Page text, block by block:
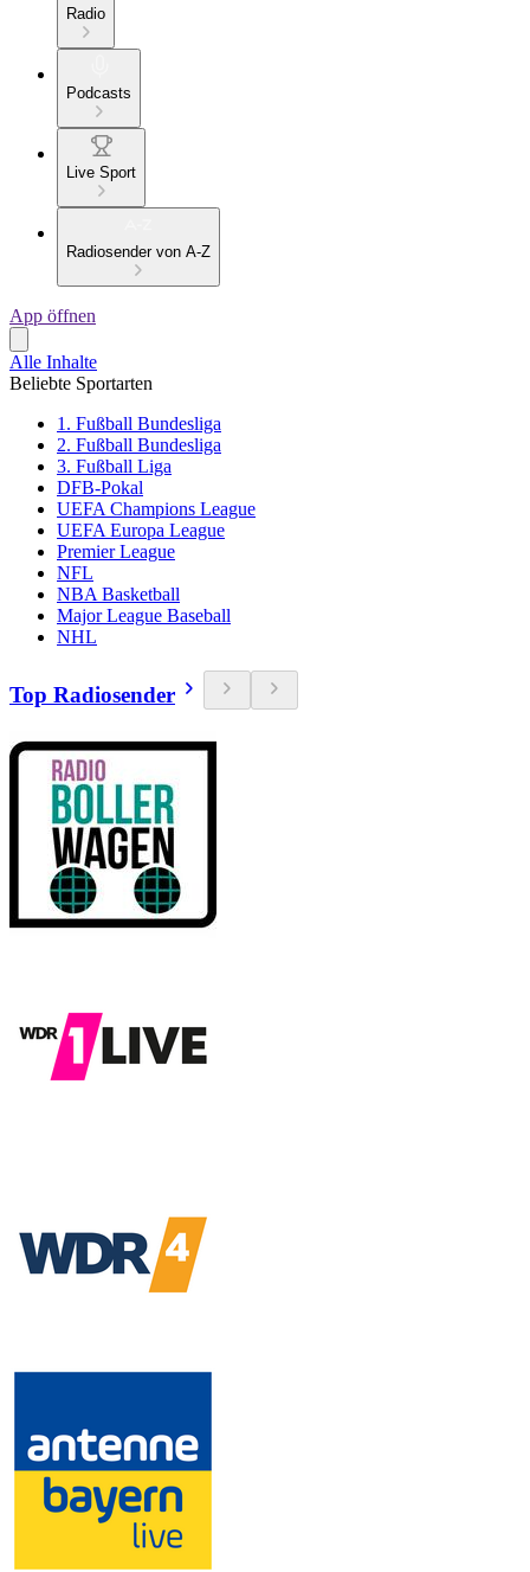
Radio
Podcasts
Live Sport
Radiosender von A-Z
App öffnen
Alle Inhalte
Beliebte Sportarten
1. Fußball Bundesliga
2. Fußball Bundesliga
3. Fußball Liga
DFB-Pokal
UEFA Champions League
UEFA Europa League
Premier League
NFL
NBA Basketball
Major League Baseball
NHL
Top Radiosender